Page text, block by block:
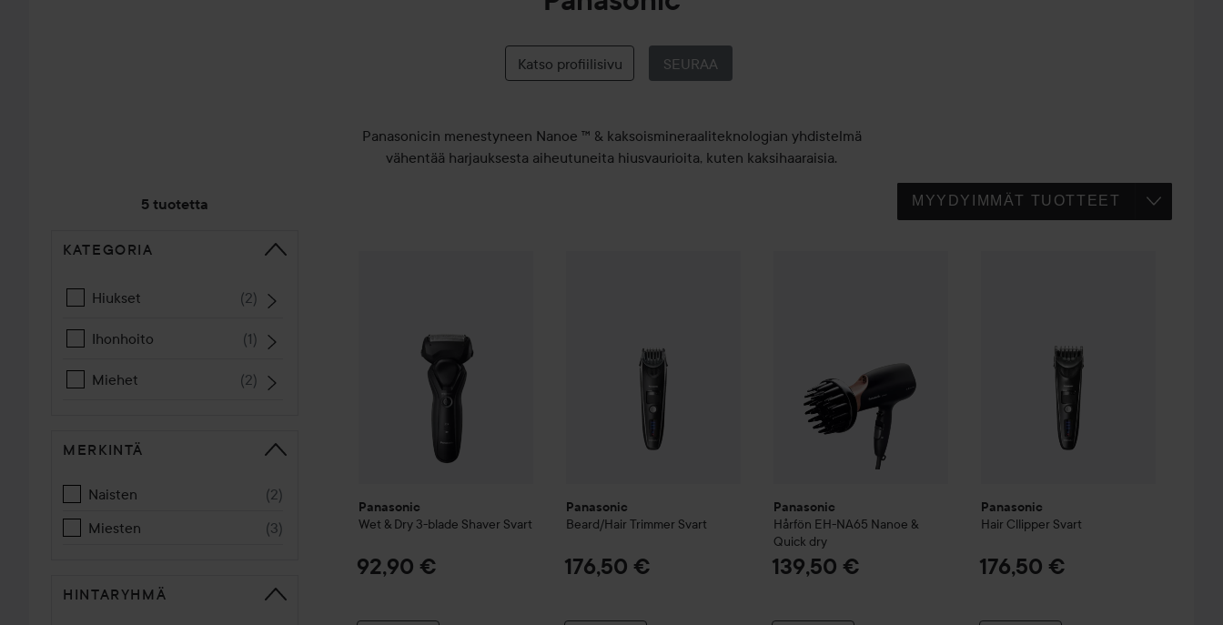
Katso profiilisivu SEURAA
Panasonicin menestyneen Nanoe ™ & kaksoismineraaliteknologian yhdistelmä
vähentää harjauksesta aiheutuneita hiusvaurioita, kuten kaksihaaraisia.
5 tuotetta
SIIRTYÄ JHK LAJITTELE
KATEGORIA
Hiukset (2)
Ihonhoito (1)
Miehet (2)
MERKINTÄ
Naisten (2)
Miesten
(3)
HINTARYHMÄ
Panasonic
Wet & Dry 3-blade Shaver Svart
92,90 €
Panasonic
Beard/Hair Trimmer Svart
176,50 €
Panasonic
Hårfön EH-NA65 Nanoe &
Quick dry
139,50 €
Panasonic
Hair Cllipper Svart
176,50 €